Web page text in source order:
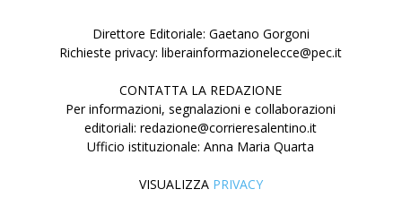
Direttore Editoriale: Gaetano Gorgoni
Richieste privacy: liberainformazionelecce@pec.it
CONTATTA LA REDAZIONE
Per informazioni, segnalazioni e collaborazioni
editoriali: redazione@corrieresalentino.it
Ufficio istituzionale: Anna Maria Quarta
VISUALIZZA PRIVACY